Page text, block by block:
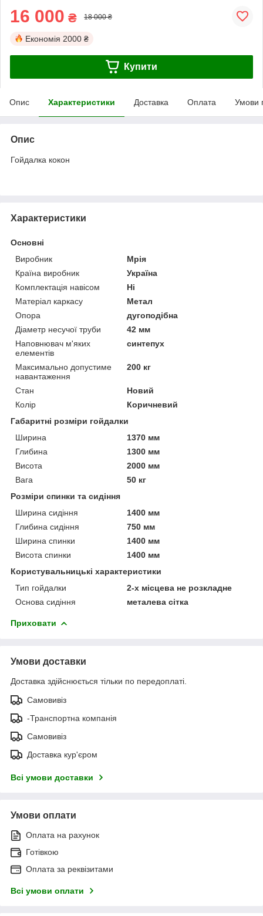
16 000 ₴ 18 000 ₴
Економія 2000 ₴
Купити
Опис Характеристики Доставка Оплата Умови
Опис
Гойдалка кокон
Характеристики
Основні
Виробник
Мрія
Країна виробник
Україна
Комплектація навісом
Ні
Матеріал каркасу
Метал
Опора
дугоподібна
Діаметр несучої труби
42 мм
Наповнювач м'яких
елементів
синтепух
Максимально допустиме
навантаження
200 кг
Стан
Новий
Колір
Коричневий
Габаритні розміри гойдалки
Ширина
1370 мм
Глибина
1300 мм
Висота
2000 мм
Вага
50 кг
Розміри спинки та сидіння
Ширина сидіння
1400 мм
Глибина сидіння
750 мм
Ширина спинки
1400 мм
Висота спинки
1400 мм
Користувальницькі характеристики
Тип гойдалки
2-х місцева не розкладне
Основа сидіння
металева сітка
Приховати
Умови доставки
Доставка здійснюється тільки по передоплаті.
Самовивіз
-Транспортна компанія
Самовивіз
Доставка кур'єром
Всі умови доставки
Умови оплати
Оплата на рахунок
Готівкою
Оплата за реквізитами
Всі умови оплати